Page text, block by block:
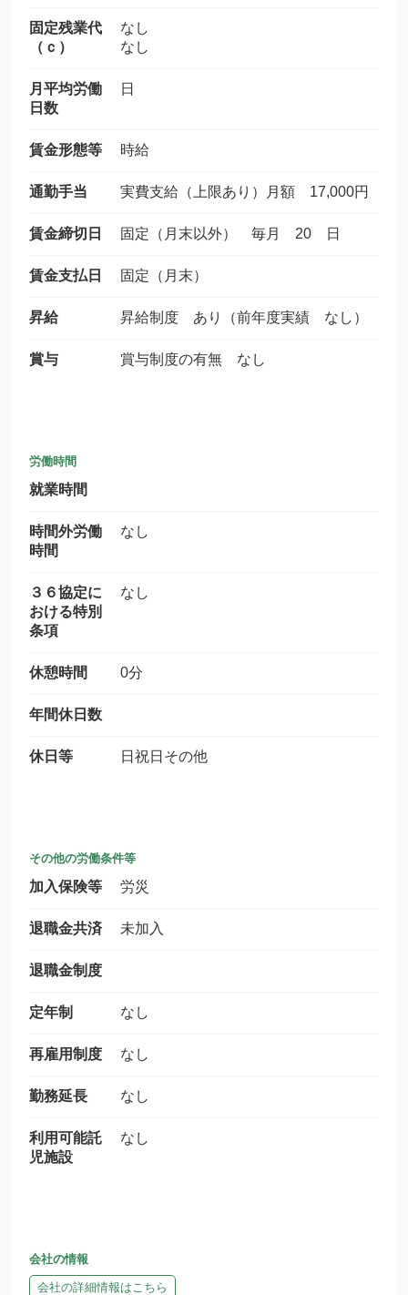
固定残業代
（ｃ）
なし
なし
月平均労働
日数
日
賃金形態等 時給
通勤手当 実費支給（上限あり）月額 17,000円
賃金締切日 固定（月末以外） 毎月 20 日
賃金支払日 固定（月末）
昇給 昇給制度 あり（前年度実績 なし）
賞与 賞与制度の有無 なし
労働時間
就業時間
時間外労働
時間
なし
３６協定に
おける特別
条項
なし
休憩時間 0分
年間休日数
休日等 日祝日その他
その他の労働条件等
加入保険等 労災
退職金共済 未加入
退職金制度
定年制 なし
再雇用制度 なし
勤務延長 なし
利用可能託
児施設
なし
会社の情報
会社の詳細情報はこちら